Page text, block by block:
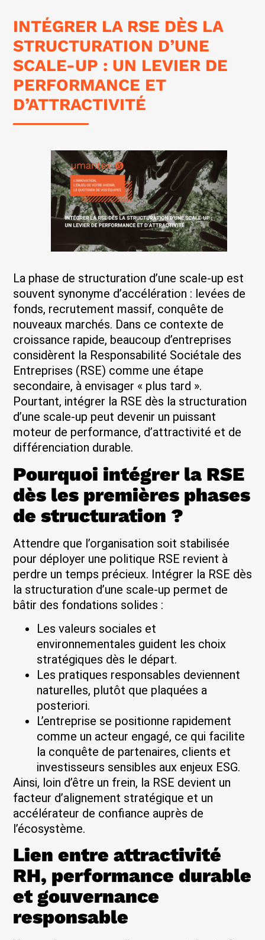
INTÉGRER LA RSE DÈS LA
STRUCTURATION D’UNE
SCALE-UP : UN LEVIER DE
PERFORMANCE ET
D’ATTRACTIVITÉ
La phase de structuration d’une scale-up est
souvent synonyme d’accélération : levées de
fonds, recrutement massif, conquête de
nouveaux marchés. Dans ce contexte de
croissance rapide, beaucoup d’entreprises
considèrent la Responsabilité Sociétale des
Entreprises (RSE) comme une étape
secondaire, à envisager « plus tard ».
Pourtant, intégrer la RSE dès la structuration
d’une scale-up peut devenir un puissant
moteur de performance, d’attractivité et de
différenciation durable.
Pourquoi intégrer la RSE
dès les premières phases
de structuration ?
Attendre que l’organisation soit stabilisée
pour déployer une politique RSE revient à
perdre un temps précieux. Intégrer la RSE dès
la structuration d’une scale-up permet de
bâtir des fondations solides :
Les valeurs sociales et
environnementales guident les choix
stratégiques dès le départ.
Les pratiques responsables deviennent
naturelles, plutôt que plaquées a
posteriori.
L’entreprise se positionne rapidement
comme un acteur engagé, ce qui facilite
la conquête de partenaires, clients et
investisseurs sensibles aux enjeux ESG.
Ainsi, loin d’être un frein, la RSE devient un
facteur d’alignement stratégique et un
accélérateur de confiance auprès de
l’écosystème.
Lien entre attractivité
RH, performance durable
et gouvernance
responsable